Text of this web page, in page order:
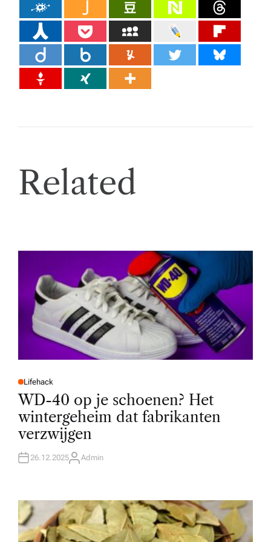
Related
P
O
S
E
D
I
N
Lifehack
WD-40 op je schoenen? Het
wintergeheim dat fabrikanten
verzwijgen
26.12.2025A
R
Admin